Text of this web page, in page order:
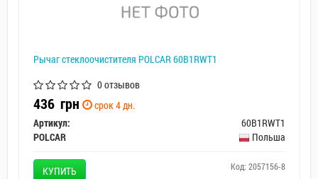
Рычаг стеклоочистителя POLCAR 60B1RWT1
0 отзывов
436 грн
срок 4 дн.
Артикул:
60B1RWT1
POLCAR
Польша
КУПИТЬ Код: 2057156-8